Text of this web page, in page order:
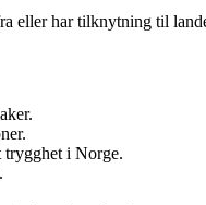
eller har tilknytning til
i Norge.